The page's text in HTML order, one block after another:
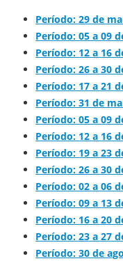
Período: 29 de
Período: 05 a 09
Período: 12 a 16
Período: 26 a 30
Período: 17 a 21
Período: 31 de
Período: 05 a 09
Período: 12 a 16
Período: 19 a 23
Período: 26 a 30
Período: 02 a 06
Período: 09 a 13
Período: 16 a 20
Período: 23 a 27
Período: 30 de